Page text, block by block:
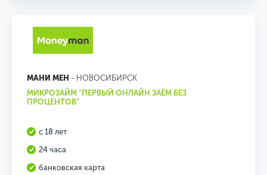
МАНИ МЕН - НОВОСИБИРСК
МИКРОЗАЙМ "ПЕРВЫЙ ОНЛАЙН ЗАЁМ БЕЗ
ПРОЦЕНТОВ"
с 18 лет
24 часа
банковская карта